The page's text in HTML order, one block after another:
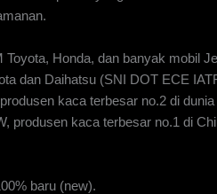
Toyota, Honda, dan banyak mobil
dan Daihatsu (SNI DOT ECE
kaca terbesar no.2 di
produsen kaca terbesar no.1 di
baru (new).